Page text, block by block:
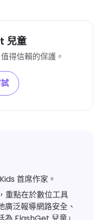
兒童
得信賴的保護。
首席作家。
重點在於數位工具
泛報導網路安全、